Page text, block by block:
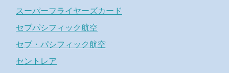
スーパーフライヤーズカード
セブパシフィック航空
セブ・パシフィック航空
セントレア